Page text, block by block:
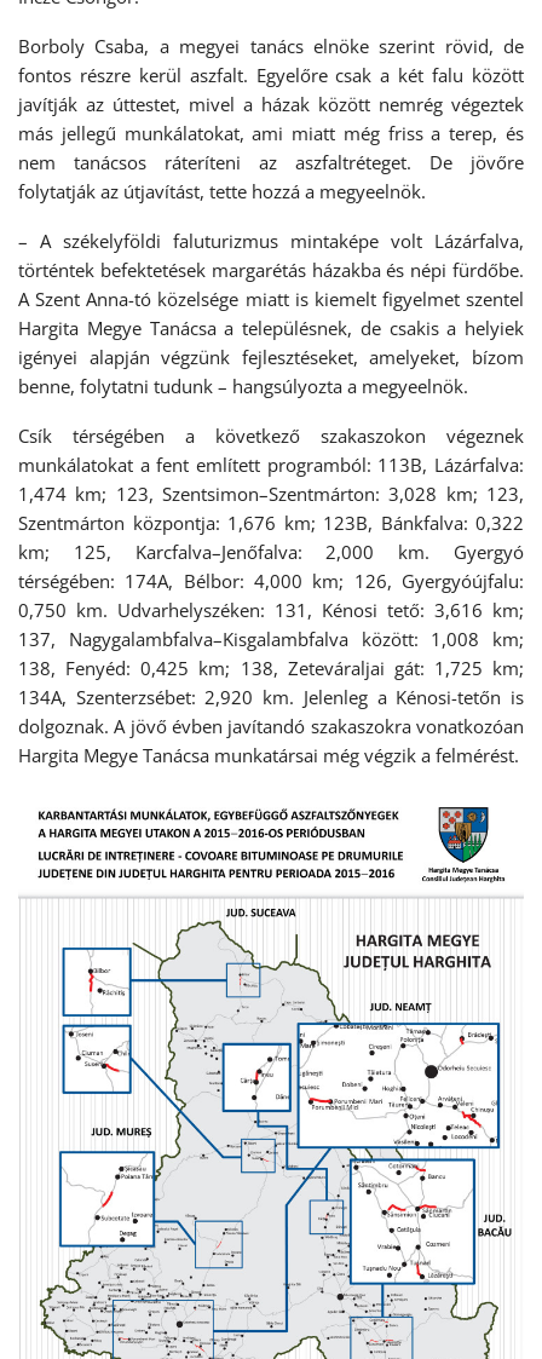
Borboly Csaba, a megyei tanács elnöke szerint rövid, de
fontos részre kerül aszfalt. Egyelőre csak a két falu között
javítják az úttestet, mivel a házak között nemrég végeztek
más jellegű munkálatokat, ami miatt még friss a terep, és
nem tanácsos ráteríteni az aszfaltréteget. De jövőre
folytatják az útjavítást, tette hozzá a megyeelnök.
– A székelyföldi faluturizmus mintaképe volt Lázárfalva,
történtek befektetések margarétás házakba és népi fürdőbe.
A Szent Anna-tó közelsége miatt is kiemelt figyelmet szentel
Hargita Megye Tanácsa a településnek, de csakis a helyiek
igényei alapján végzünk fejlesztéseket, amelyeket, bízom
benne, folytatni tudunk – hangsúlyozta a megyeelnök.
Csík térségében a következő szakaszokon végeznek
munkálatokat a fent említett programból: 113B, Lázárfalva:
1,474 km; 123, Szentsimon–Szentmárton: 3,028 km; 123,
Szentmárton központja: 1,676 km; 123B, Bánkfalva: 0,322
km; 125, Karcfalva–Jenőfalva: 2,000 km. Gyergyó
térségében: 174A, Bélbor: 4,000 km; 126, Gyergyóújfalu:
0,750 km. Udvarhelyszéken: 131, Kénosi tető: 3,616 km;
137, Nagygalambfalva–Kisgalambfalva között: 1,008 km;
138, Fenyéd: 0,425 km; 138, Zeteváraljai gát: 1,725 km;
134A, Szenterzsébet: 2,920 km. Jelenleg a Kénosi-tetőn is
dolgoznak. A jövő évben javítandó szakaszokra vonatkozóan
Hargita Megye Tanácsa munkatársai még végzik a felmérést.